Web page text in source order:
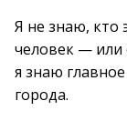
Я не знаю, кто
человек — или
я знаю
города.